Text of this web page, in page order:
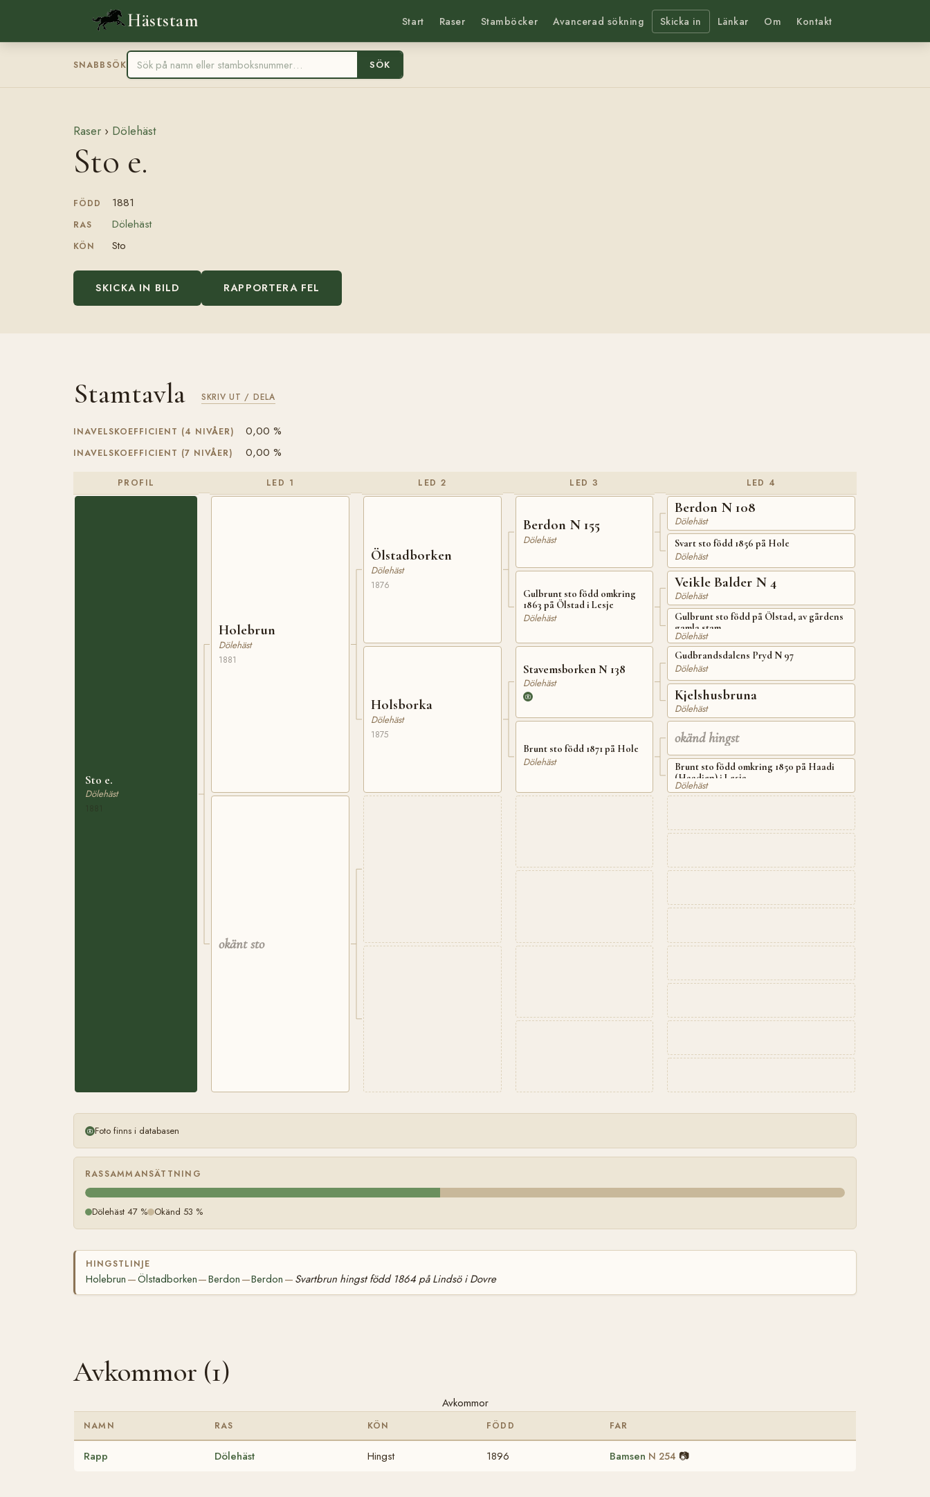
Häststam Start Raser Stamböcker Avancerad sökning Skicka in Länkar Om Kontakt
SNABBSÖK SÖK
Raser › Dölehäst
Sto e.
FÖDD 1881
RAS Dölehäst
KÖN Sto
SKICKA IN BILD RAPPORTERA FEL
Stamtavla SKRIV UT / DELA
INAVELSKOEFFICIENT (4 NIVÅER) 0,00 %
INAVELSKOEFFICIENT (7 NIVÅER) 0,00 %
PROFIL
Sto e.
Dölehäst
LED 1
Holebrun
Dölehäst
1881
okänt sto
LED 2
Ölstadborken
Dölehäst
1876
Holsborka
Dölehäst
1875
LED 3
Berdon N 155
Dölehäst
Gulbrunt sto född omkring
1863 på Ölstad i Lesje
Dölehäst
Stavemsborken N 138
Dölehäst
Brunt sto född 1871 på Hole
Dölehäst
LED 4
Berdon N 108
Dölehäst
Svart sto född 1856 på Hole
Dölehäst
Veikle Balder N 4
Dölehäst
Gulbrunt sto född på Ölstad, av gårdens
gamla stam
Dölehäst
Gudbrandsdalens Pryd N 97
Dölehäst
Kjelshusbruna
Dölehäst
okänd hingst
Brunt sto född omkring 1850 på Haadi
(Haadien) i Lesja
Dölehäst
Foto finns i databasen
RASSAMMANSÄTTNING
Dölehäst 47 % Okänd 53 %
HINGSTLINJE
Holebrun —Ölstadborken—Berdon —Berdon — Svartbrun hingst född 1864 på Lindsö i Dovre
Avkommor (1)
Avkommor
NAMN RAS KÖN FÖDD FAR
Rapp Dölehäst Hingst 1896 Bamsen N 254 📷